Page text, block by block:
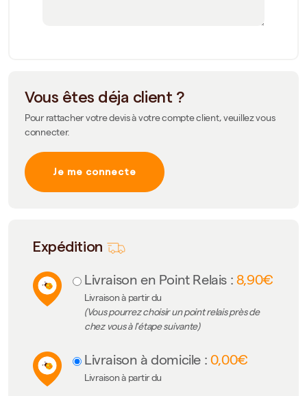
Vous êtes déja client ?
Pour rattacher votre devis à votre compte client, veuillez vous
connecter.
Je me connecte
Expédition
Livraison en Point Relais : 8,90€
Livraison à partir du
(Vous pourrez choisir un point relais près de
chez vous à l'étape suivante)
Livraison à domicile : 0,00€
Livraison à partir du